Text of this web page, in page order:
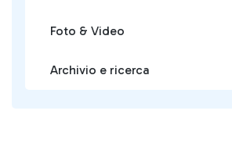
Foto & Video
Archivio e ricerca